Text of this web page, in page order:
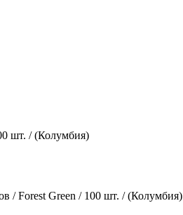
шт. / (Колумбия)
/ Forest Green / 100 шт. / (Колумбия)